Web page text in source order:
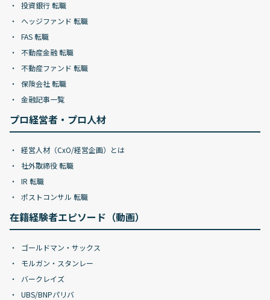
投資銀行 転職
ヘッジファンド 転職
FAS 転職
不動産金融 転職
不動産ファンド 転職
保険会社 転職
金融記事一覧
プロ経営者・プロ人材
経営人材（CxO/経営企画）とは
社外取締役 転職
IR 転職
ポストコンサル 転職
在籍経験者エピソード（動画）
ゴールドマン・サックス
モルガン・スタンレー
バークレイズ
UBS/BNPパリバ